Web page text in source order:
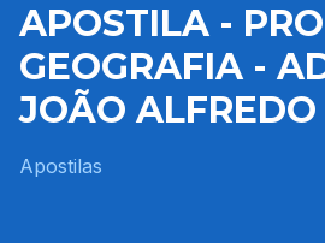
APOSTILA -
GEOGRAFIA -
JOÃO ALFREDO
Apostilas